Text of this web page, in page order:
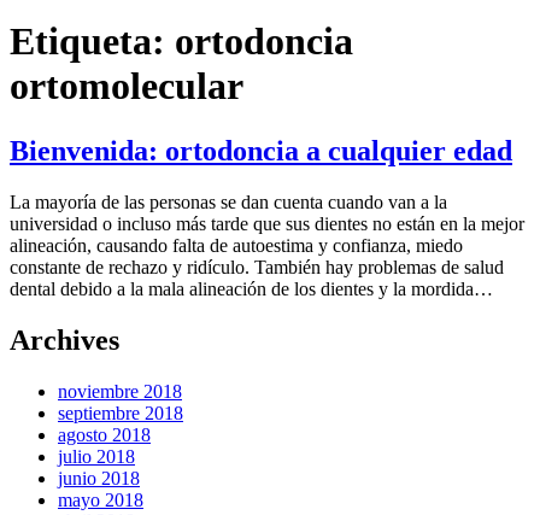
Etiqueta: ortodoncia
ortomolecular
Bienvenida: ortodoncia a cualquier edad
La mayoría de las personas se dan cuenta cuando van a la
universidad o incluso más tarde que sus dientes no están en la mejor
alineación, causando falta de autoestima y confianza, miedo
constante de rechazo y ridículo. También hay problemas de salud
dental debido a la mala alineación de los dientes y la mordida…
Archives
noviembre 2018
septiembre 2018
agosto 2018
julio 2018
junio 2018
mayo 2018